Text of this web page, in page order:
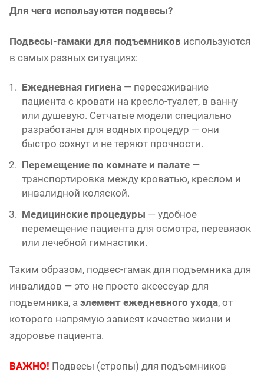
Для чего используются подвесы?
Подвесы-гамаки для подъемников используются
в самых разных ситуациях:
Ежедневная гигиена — пересаживание
пациента с кровати на кресло-туалет, в ванну
или душевую. Сетчатые модели специально
разработаны для водных процедур — они
быстро сохнут и не теряют прочности.
Перемещение по комнате и палате —
транспортировка между кроватью, креслом и
инвалидной коляской.
Медицинские процедуры — удобное
перемещение пациента для осмотра, перевязок
или лечебной гимнастики.
Таким образом, подвес-гамак для подъемника для
инвалидов — это не просто аксессуар для
подъемника, а элемент ежедневного ухода, от
которого напрямую зависят качество жизни и
здоровье пациента.
ВАЖНО! Подвесы (стропы) для подъемников